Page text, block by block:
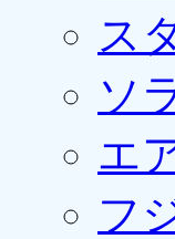
ス
ソ
エ
フ